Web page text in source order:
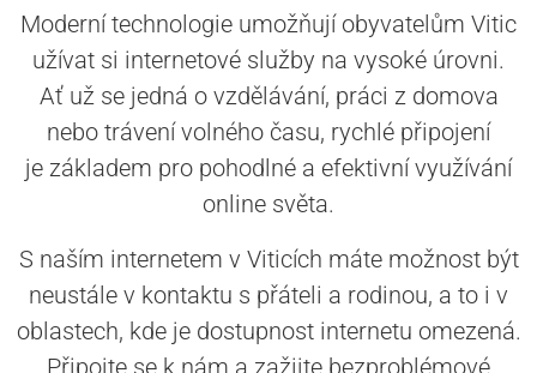
Moderní technologie umožňují obyvatelům Vitic
užívat si internetové služby na vysoké úrovni.
Ať už se jedná o vzdělávání, práci z domova
nebo trávení volného času, rychlé připojení
je základem pro pohodlné a efektivní využívání
online světa.
S naším internetem v Viticích máte možnost být
neustále v kontaktu s přáteli a rodinou, a to i v
oblastech, kde je dostupnost internetu omezená.